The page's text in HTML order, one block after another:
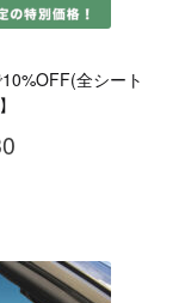
全シート
価
–